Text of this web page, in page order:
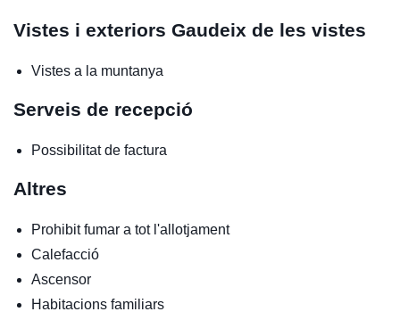
Vistes i exteriors Gaudeix de les vistes
Vistes a la muntanya
Serveis de recepció
Possibilitat de factura
Altres
Prohibit fumar a tot l'allotjament
Calefacció
Ascensor
Habitacions familiars